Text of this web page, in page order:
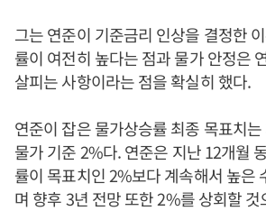
그는 연준이 기준금리 인상을 결정한
률이 여전히 높다는 점과 물가 안정은
살피는 사항이라는 점을 확실히 했다.
연준이 잡은 물가상승률 최종 목표치
물가 기준 2%다. 연준은 지난 12개월
률이 목표치인 2%보다 계속해서 높은
며 향후 3년 전망 또한 2%를 상회할 것